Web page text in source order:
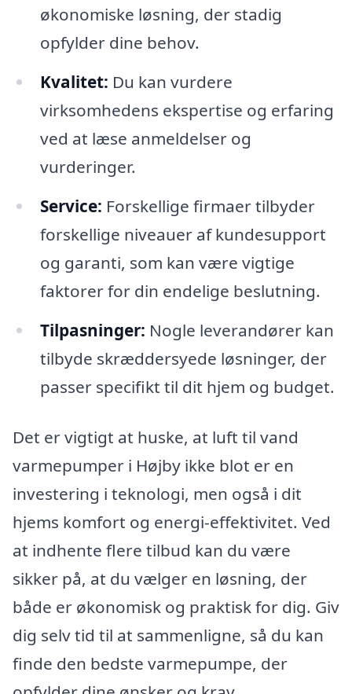
økonomiske løsning, der stadig
opfylder dine behov.
Kvalitet: Du kan vurdere
virksomhedens ekspertise og erfaring
ved at læse anmeldelser og
vurderinger.
Service: Forskellige firmaer tilbyder
forskellige niveauer af kundesupport
og garanti, som kan være vigtige
faktorer for din endelige beslutning.
Tilpasninger: Nogle leverandører kan
tilbyde skræddersyede løsninger, der
passer specifikt til dit hjem og budget.
Det er vigtigt at huske, at luft til vand
varmepumper i Højby ikke blot er en
investering i teknologi, men også i dit
hjems komfort og energi-effektivitet. Ved
at indhente flere tilbud kan du være
sikker på, at du vælger en løsning, der
både er økonomisk og praktisk for dig. Giv
dig selv tid til at sammenligne, så du kan
finde den bedste varmepumpe, der